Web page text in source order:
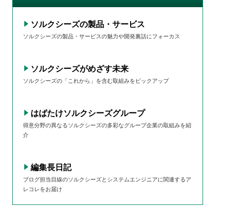
ソルクシーズの製品・サービス
ソルクシーズの製品・サービスの魅力や開発裏話にフォーカス
ソルクシーズがめざす未来
ソルクシーズの「これから」を含む取組みをピックアップ
はばたけソルクシーズグループ
得意分野の異なるソルクシーズの多彩なグループ企業の取組みを紹
介
編集長日記
ブログ担当目線のソルクシーズとシステムエンジニアに関連するア
レコレをお届け